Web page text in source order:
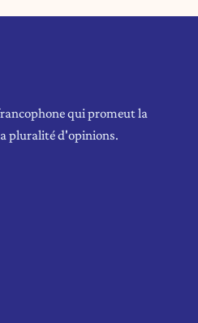
qui promeut la
pluralité d'opinions.